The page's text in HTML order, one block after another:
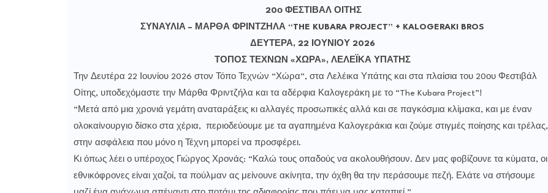
20ο ΦΕΣΤΙΒΑΛ ΟΙΤΗΣ
ΣΥΝΑΥΛΙΑ – ΜΑΡΘΑ ΦΡΙΝΤΖΗΛΑ “THE KUBARA PROJECT” + KALOGERAKI BROS
ΔΕΥΤΕΡΑ, 22 ΙΟΥΝΙΟΥ 2026
ΤΟΠΟΣ ΤΕΧΝΩΝ «ΧΩΡΑ», ΛΕΛΕΪΚΑ ΥΠΑΤΗΣ
Την Δευτέρα 22 Ιουνίου 2026 στον Τόπο Τεχνών “Χώρα”, στα Λελέικα Υπάτης και στα πλαίσια του 20ου Φεστιβάλ
Οίτης, υποδεχόμαστε την Μάρθα Φριντζήλα και τα αδέρφια Καλογεράκη με το “The Kubara Project”!
“Μετά από μια χρονιά γεμάτη αναταράξεις κι αλλαγές προσωπικές αλλά και σε παγκόσμια κλίμακα, και με έναν
ολοκαίνουργιο δίσκο στα χέρια, περιοδεύουμε με τα αγαπημένα Καλογεράκια και ζούμε στιγμές ποίησης και τρέλας,
στην ασφάλεια που μόνο η Τέχνη μπορεί να προσφέρει.
Κι όπως λέει ο υπέροχος Γιώργος Χρονάς: “Καλώ τους οπαδούς να ακολουθήσουν. Δεν μας φοβίζουνε τα κύματα, οι
εθνικόφρονες είναι χαζοί, τα πούλμαν ας μείνουνε ακίνητα, την όχθη θα την περάσουμε πεζή. Ελάτε να στήσουμε